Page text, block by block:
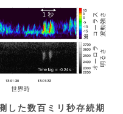
した数百ミリ秒存続期